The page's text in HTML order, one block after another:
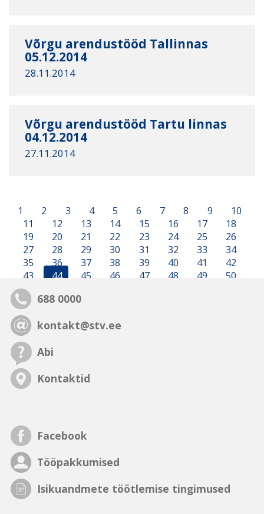
Võrgu arendustööd Tallinnas
05.12.2014
28.11.2014
Võrgu arendustööd Tartu linnas
04.12.2014
27.11.2014
1 2 3 4 5 6 7 8 9
10
11
12 13 14 15 16 17
18
19
20 21 22 23 24 25
26
27
28 29 30 31 32 33
34
35
36 37 38 39 40 41
42
43
44 45 46 47 48 49 50
688 0000
kontakt@stv.ee
Abi
Kontaktid
Facebook
Tööpakkumised
Isikuandmete töötlemise tingimused